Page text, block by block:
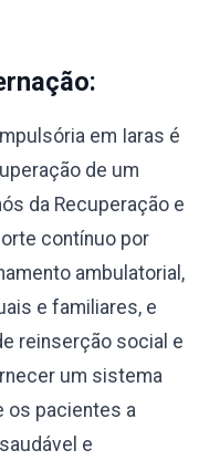
em Iaras é
de um
da Recuperação e
contínuo por
ambulatorial,
e familiares, e
reinserção social e
um sistema
os pacientes a
e